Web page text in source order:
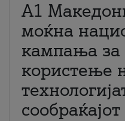
A1
моќна
кампања за
користење
сообраќајот